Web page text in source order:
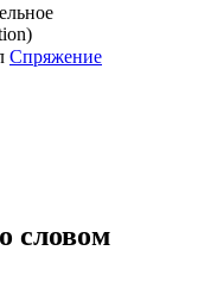
Спряжение
словом